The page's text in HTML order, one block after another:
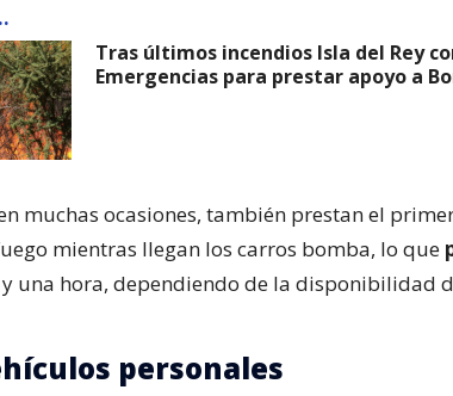
Tras últimos incendios Isla del Rey
Emergencias para prestar apoyo a
muchas ocasiones, también prestan el
mientras llegan los carros bomba, lo que
y una hora, dependiendo de la disponibilidad
personales